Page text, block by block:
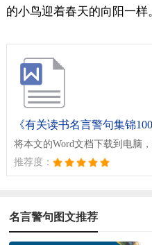
的小鸟迎着春天的向阳一样
《有关读书名言警句集锦100
将本文的Word文档下载到电脑
推荐度：
名言警句图文推荐